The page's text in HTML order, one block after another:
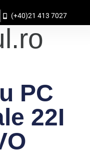
(+40)21 413 7027
PC
22I